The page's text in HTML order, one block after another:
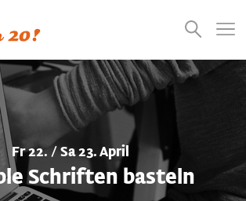
Jobs
Suchen
Fr 22. / Sa 23. April
Schriften basteln